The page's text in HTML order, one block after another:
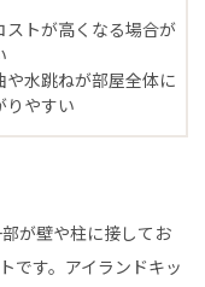
ストが高くなる場合が
や水跳ねが部屋全体に
りやすい
が壁や柱に接してお
です。アイランドキッ